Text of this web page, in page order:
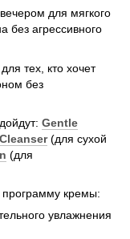
для мягкого
без агрессивного
тех, кто хочет
без
Gentle
(для сухой
(для
программу кремы:
увлажнения